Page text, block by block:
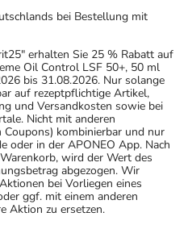
bei Bestellung mit
erhalten Sie 25 % Rabatt auf
Oil Control LSF 50+, 50 ml
bis 31.08.2026. Nur solange
auf rezeptpflichtige Artikel,
und Versandkosten sowie bei
Nicht mit anderen
kombinierbar und nur
oder in der APONEO App. Nach
wird der Wert des
abgezogen. Wir
bei Vorliegen eines
ggf. mit einem anderen
Aktion zu ersetzen.